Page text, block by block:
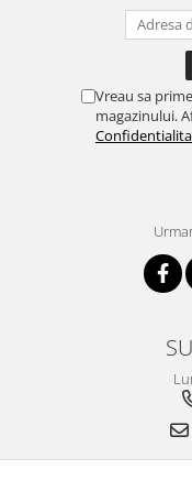
Vreau sa
magazinului.